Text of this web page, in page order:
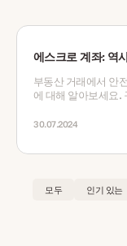
에스크로 계좌: 역
부동산 거래에서 안
에 대해 알아보세요.
30.07.2024
모두 인기 있는